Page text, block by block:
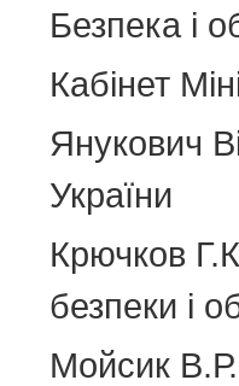
Безпека і
Кабінет
Янукович
України
Крючков
безпеки і
Мойсик В.Р.